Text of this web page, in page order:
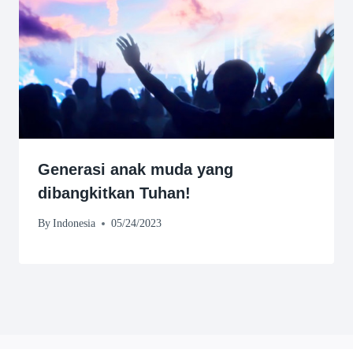
Generasi anak muda yang
dibangkitkan Tuhan!
By Indonesia 05/24/2023